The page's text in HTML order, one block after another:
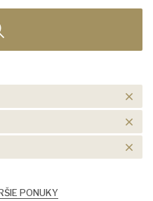
PONUKY